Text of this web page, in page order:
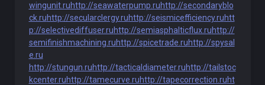
wingunit.ruhttp://seawaterpump.ruhttp://secondaryblo
ck.ruhttp://secularclergy.ruhttp://seismicefficiency.ruhtt
p://selectivediffuser.ruhttp://semiasphalticflux.ruhttp://
semifinishmachining.ruhttp://spicetrade.ruhttp://spysal
e.ru
http://stungun.ruhttp://tacticaldiameter.ruhttp://tailstoc
kcenter.ruhttp://tamecurve.ruhttp://tapecorrection.ruht